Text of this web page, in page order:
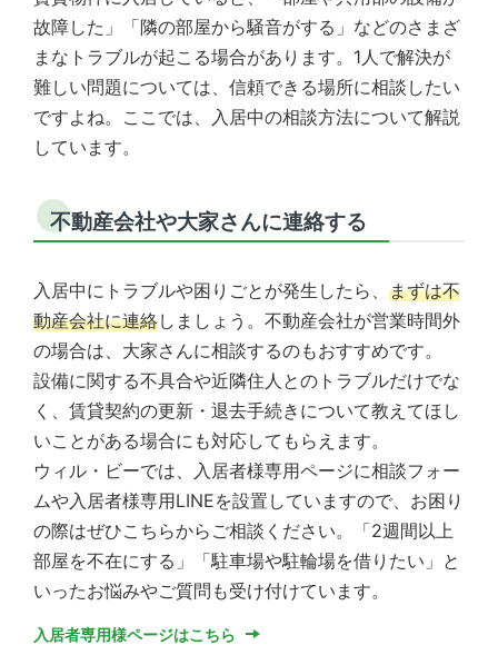
故障した」「隣の部屋から騒音がする」などのさまざ
まなトラブルが起こる場合があります。1人で解決が
難しい問題については、信頼できる場所に相談したい
ですよね。ここでは、入居中の相談方法について解説
しています。
不動産会社や大家さんに連絡する
入居中にトラブルや困りごとが発生したら、 まずは不
動産会社に連絡しましょう。不動産会社が営業時間外
の場合は、大家さんに相談するのもおすすめです。
設備に関する不具合や近隣住人とのトラブルだけでな
く、賃貸契約の更新・退去手続きについて教えてほし
いことがある場合にも対応してもらえます。
ウィル・ビーでは、入居者様専用ページに相談フォー
ムや入居者様専用LINEを設置していますので、お困り
の際はぜひこちらからご相談ください。「2週間以上
部屋を不在にする」「駐車場や駐輪場を借りたい」と
いったお悩みやご質問も受け付けています。
入居者専用様ページはこちら